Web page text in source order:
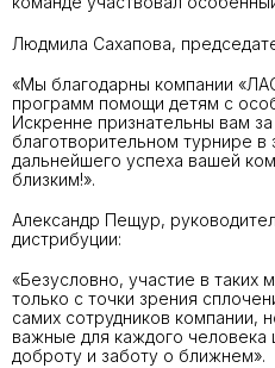
Людмила Сахапова,
«Мы благодарны компании
программ помощи детям с
Искренне признательны вам за
благотворительном турнире
дальнейшего успеха вашей
близким!».
Александр Пещур,
дистрибуции:
«Безусловно, участие в таких
только с точки зрения
самих сотрудников компании,
важные для каждого человека
доброту и заботу о ближнем».